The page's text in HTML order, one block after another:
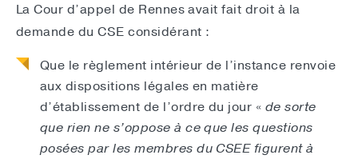
La Cour d’appel de Rennes avait fait droit à la
demande du CSE considérant :
Que le règlement intérieur de l’instance renvoie
aux dispositions légales en matière
d’établissement de l’ordre du jour « de sorte
que rien ne s’oppose à ce que les questions
posées par les membres du CSEE figurent à